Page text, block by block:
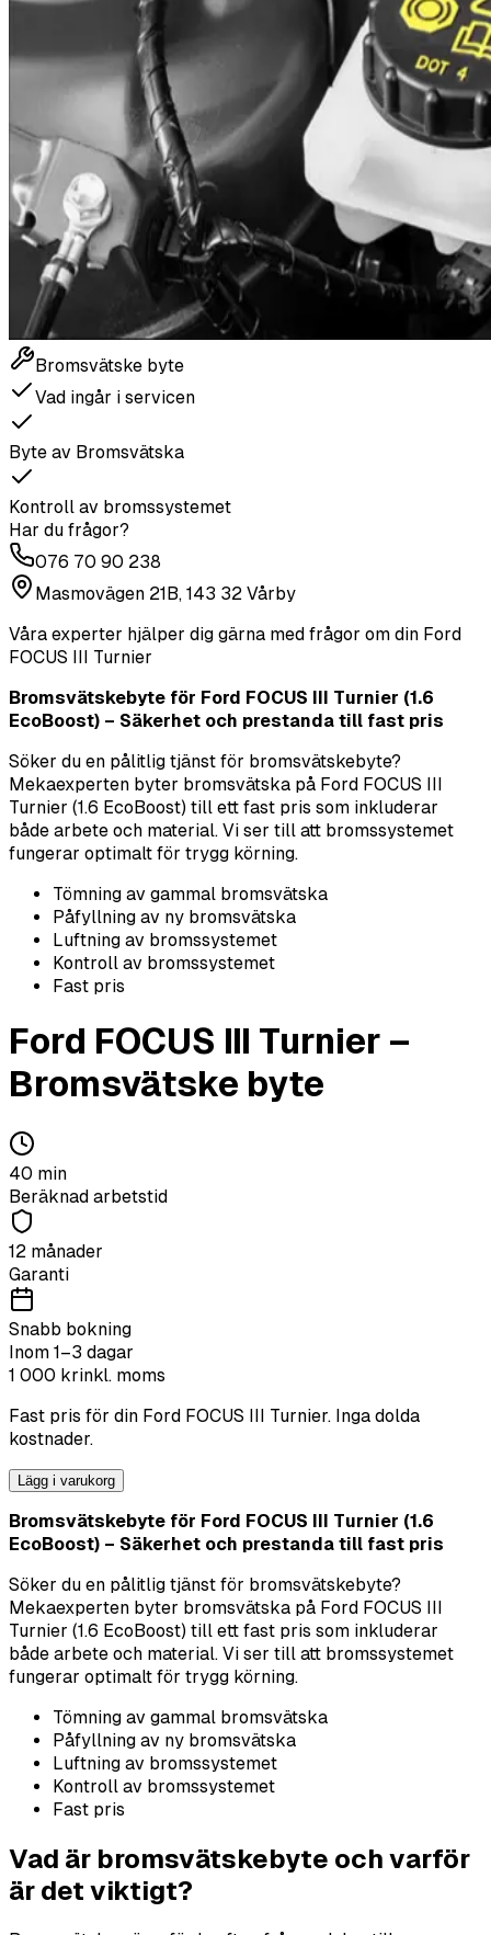
Bromsvätske byte
Vad ingår i servicen
Byte av Bromsvätska
Kontroll av bromssystemet
Har du frågor?
076 70 90 238
Masmovägen 21B, 143 32 Vårby
Våra experter hjälper dig gärna med frågor om din Ford
FOCUS III Turnier
Bromsvätskebyte för Ford FOCUS III Turnier (1.6
EcoBoost) – Säkerhet och prestanda till fast pris
Söker du en pålitlig tjänst för bromsvätskebyte?
Mekaexperten byter bromsvätska på Ford FOCUS III
Turnier (1.6 EcoBoost) till ett fast pris som inkluderar
både arbete och material. Vi ser till att bromssystemet
fungerar optimalt för trygg körning.
Tömning av gammal bromsvätska
Påfyllning av ny bromsvätska
Luftning av bromssystemet
Kontroll av bromssystemet
Fast pris
Ford FOCUS III Turnier –
Bromsvätske byte
40 min
Beräknad arbetstid
12 månader
Garanti
Snabb bokning
Inom 1–3 dagar
1 000 krinkl. moms
Fast pris för din Ford FOCUS III Turnier. Inga dolda
kostnader.
Lägg i varukorg
Bromsvätskebyte för Ford FOCUS III Turnier (1.6
EcoBoost) – Säkerhet och prestanda till fast pris
Söker du en pålitlig tjänst för bromsvätskebyte?
Mekaexperten byter bromsvätska på Ford FOCUS III
Turnier (1.6 EcoBoost) till ett fast pris som inkluderar
både arbete och material. Vi ser till att bromssystemet
fungerar optimalt för trygg körning.
Tömning av gammal bromsvätska
Påfyllning av ny bromsvätska
Luftning av bromssystemet
Kontroll av bromssystemet
Fast pris
Vad är bromsvätskebyte och varför
är det viktigt?